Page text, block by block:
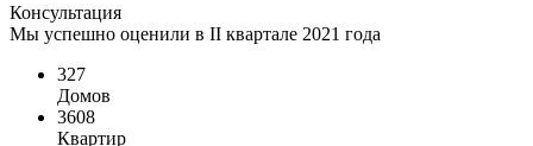
Консультация
Мы успешно оценили в II квартале 2021 года
327
Домов
3608
Квартир